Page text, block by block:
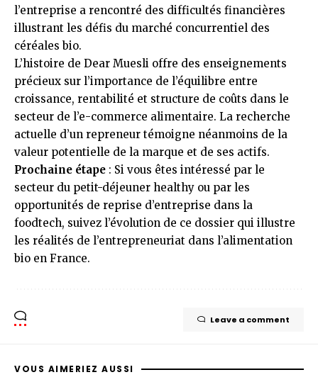
l’entreprise a rencontré des difficultés financières
illustrant les défis du marché concurrentiel des
céréales bio.
L’histoire de Dear Muesli offre des enseignements
précieux sur l’importance de l’équilibre entre
croissance, rentabilité et structure de coûts dans le
secteur de l’e-commerce alimentaire. La recherche
actuelle d’un repreneur témoigne néanmoins de la
valeur potentielle de la marque et de ses actifs.
Prochaine étape : Si vous êtes intéressé par le
secteur du petit-déjeuner healthy ou par les
opportunités de reprise d’entreprise dans la
foodtech, suivez l’évolution de ce dossier qui illustre
les réalités de l’entrepreneuriat dans l’alimentation
bio en France.
Leave a comment
VOUS AIMERIEZ AUSSI